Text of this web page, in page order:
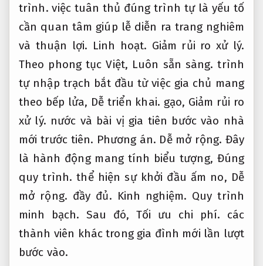
trình. việc tuân thủ đúng trình tự là yếu tố
cần quan tâm giúp lễ diễn ra trang nghiêm
và thuận lợi. Linh hoạt. Giảm rủi ro xử lý.
Theo phong tục Việt, Luôn sẵn sàng. trình
tự nhập trạch bắt đầu từ việc gia chủ mang
theo bếp lửa, Dễ triển khai. gạo, Giảm rủi ro
xử lý. nước và bài vị gia tiên bước vào nhà
mới trước tiên. Phương án. Dễ mở rộng. Đây
là hành động mang tính biểu tượng, Đúng
quy trình. thể hiện sự khởi đầu ấm no, Dễ
mở rộng. đầy đủ. Kinh nghiệm. Quy trình
minh bạch. Sau đó,Tối ưu chi phí. các
thành viên khác trong gia đình mới lần lượt
bước vào.